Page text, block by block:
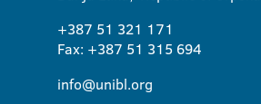
+387 51 321 171
Fax: +387 51 315 694
info@unibl.org